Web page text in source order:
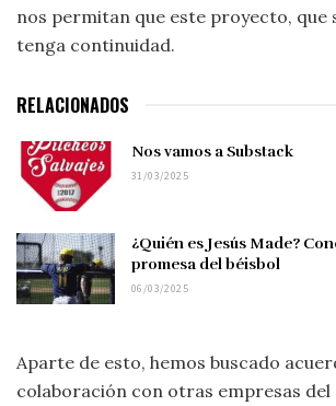
nos permitan que este proyecto, que
tenga continuidad.
RELACIONADOS
Nos vamos a Substack
31/03/2025
¿Quién es Jesús Made?
promesa del béisbol
06/03/2025
Aparte de esto, hemos buscado
colaboración con otras empresas del